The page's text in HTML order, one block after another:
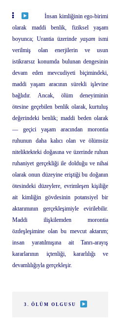
İnsan kimliğinin ego-birimi
olarak maddi benlik, fiziksel yaşam
boyunca; Urantia üzerinde yaşam ismi
verilmiş olan enerjilerin ve usun
istikrarsız konumda bulunan dengesinin
devam eden mevcudiyeti biçimindeki,
maddi yaşam aracının sürekli işlevine
bağlıdır. Ancak, ölüm deneyiminin
ötesine geçebilen benlik olarak, kurtuluş
değerindeki benlik; maddi beden olarak
— geçici yaşam aracından morontia
ruhunun daha kalıcı olan ve ölümsüz
niteliktekteki doğasına ve üzerinde ruhun
ruhaniyet gerçekliği ile dolduğu ve nihai
olarak onun düzeyine eriştiği bu doğanın
ötesindeki düzeylere, evrimleşen kişiliğe
ait kimliğin gövdesinin potansiyel bir
aktarımının gerçekleşimiyle evirilebilir.
Maddi ilişkilemden morontia
özdeşleşimine olan bu mevcut aktarım;
insan yaratılmışına ait Tanrı-arayış
kararlarının içtenliği, kararlılığı ve
devamlılığıyla gerçekleşir.
3. ÖLÜM OLGUSU